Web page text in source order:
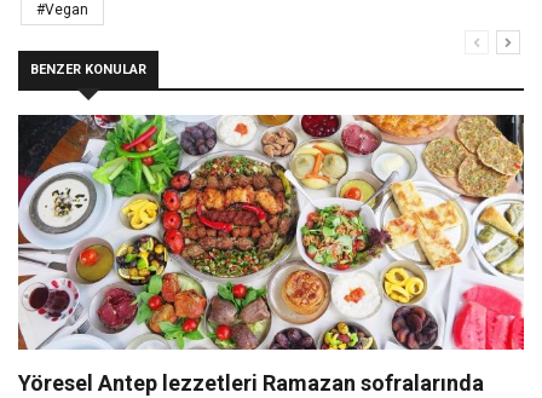
#Vegan
BENZER KONULAR
Yöresel Antep lezzetleri Ramazan sofralarında